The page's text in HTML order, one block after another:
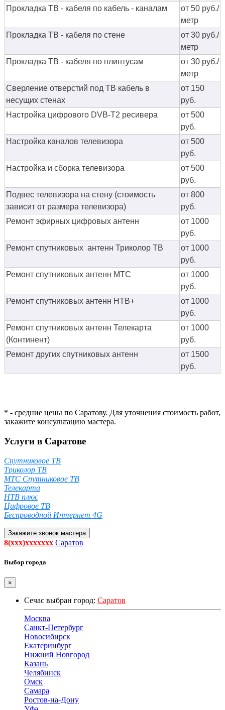
Прокладка ТВ - кабеля по кабель - каналам
от 50 руб./
метр
Прокладка ТВ - кабеля по стене
от 30 руб./
метр
Прокладка ТВ - кабеля по плинтусам
от 30 руб./
метр
Сверление отверстий под ТВ кабель в
несущих стенах
от 150
руб.
Настройка цифрового DVB-T2 ресивера
от 500
руб.
Настройка каналов телевизора
от 500
руб.
Настройка и сборка телевизора
от 500
руб.
Подвес телевизора на стену (стоимость
зависит от размера телевизора)
от 800
руб.
Ремонт эфирных цифровых антенн
от 1000
руб.
Ремонт спутниковых антенн Триколор ТВ
от 1000
руб.
Ремонт спутниковых антенн МТС
от 1000
руб.
Ремонт спутниковых антенн НТВ+
от 1000
руб.
Ремонт спутниковых антенн Телекарта
(Континент)
от 1000
руб.
Ремонт других спутниковых антенн
от 1500
руб.
* - средние цены по Саратову. Для уточнения стоимость работ,
закажите консультацию мастера.
Услуги в Саратове
Спутниковое ТВ
Триколор ТВ
МТС Спутниковое ТВ
Телекарта
НТВ плюс
Цифровое ТВ
Беспроводной Интернет 4G
Закажите звонок мастера
8(xxx)xxxxxxx Саратов
Выбор города
×
Сечас выбран город: Саратов
Москва
Санкт-Петербург
Новосибирск
Екатеринбург
Нижний Новгород
Казань
Челябинск
Омск
Самара
Ростов-на-Дону